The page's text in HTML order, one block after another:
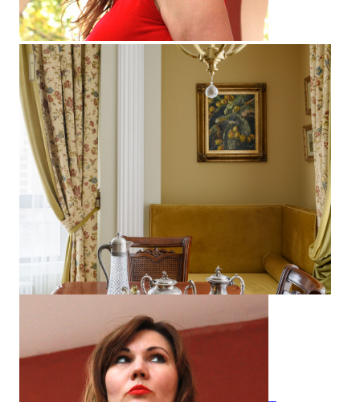
Квартира с историей